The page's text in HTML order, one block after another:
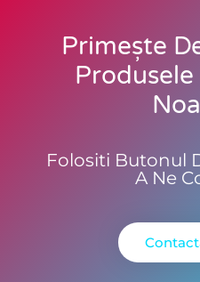
Primește
Folositi Butonul
A Ne